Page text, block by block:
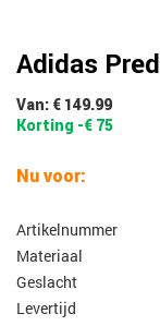
Adidas
Van: € 149.99
Korting -€ 75
Nu voor:
Artikelnummer
Materiaal
Geslacht
Levertijd